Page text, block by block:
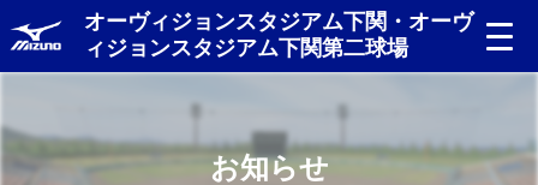
オーヴィジョンスタジアム下関・オーヴ
ィジョンスタジアム下関第二球場
お知らせ